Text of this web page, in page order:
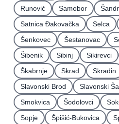
Runović
Samobor
Satnica Ðakovačka
Selca
Šenkovec
Šestanovac
Šibenik
Sibinj Sikirevci
Škabrnje
Skrad Skradin
Slavonski Brod
Slavonski
Smokvica
Šodolovci
Sopje
Špišić-Bukovica